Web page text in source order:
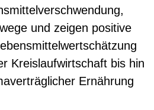
und zeigen positive
Kreislaufwirtschaft bis hin
Ernährung